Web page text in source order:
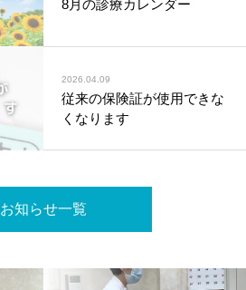
8月の診療カレンダー
2026.04.09
従来の保険証が使用できな
くなります
お知らせ一覧